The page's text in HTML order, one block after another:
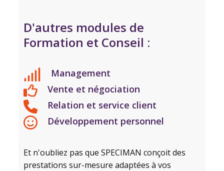
D'autres modules de
Formation et Conseil :
Management
Vente et négociation
Relation et service client
Développement personnel
Et n'oubliez pas que SPECIMAN conçoit des
prestations sur-mesure adaptées à vos